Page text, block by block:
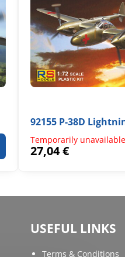
92155 P-38D
Temporarily unavailable
27,04 €
USEFUL LINKS
Terms & Conditions